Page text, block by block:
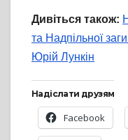
Дивіться також:
та Надпільної
Юрій Лункін
Надіслати друзям
Facebook